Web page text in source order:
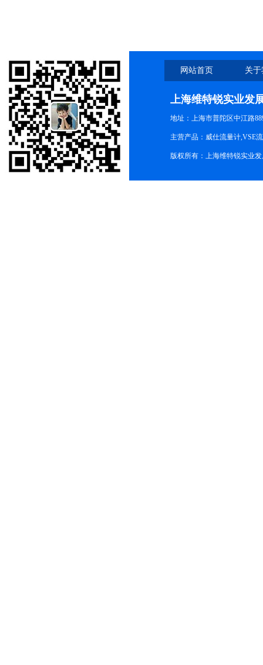
网站首页 关
上海维特锐实业发
地址：上海市普陀区中江路
主营产品：威仕流量计,VSE
版权所有：上海维特锐实业